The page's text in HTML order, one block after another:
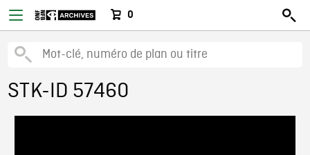
0
STK-ID 57460